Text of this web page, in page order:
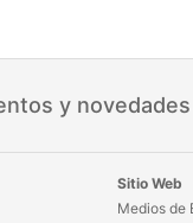
y novedades
Sitio Web
Medios de